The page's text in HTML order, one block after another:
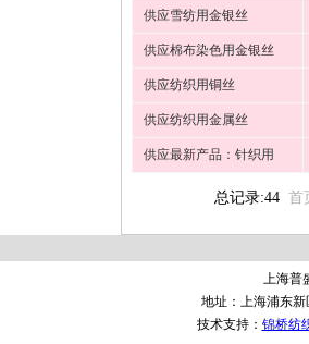
供应雪纺用金银丝
供应棉布染色用金银丝
供应纺织用铜丝
供应纺织用金属丝
供应最新产品：针织用
总记录:44 首
上海普
地址：上海浦东
技术支持： 锦桥纺